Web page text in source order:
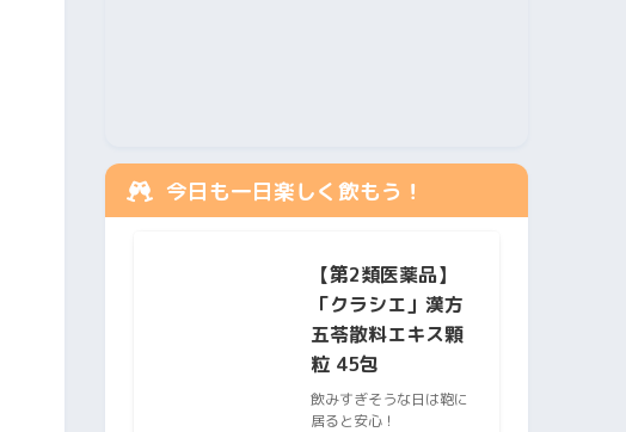
今日も一日楽しく飲もう！
【第2類医薬品】
「クラシエ」漢方
五苓散料エキス顆
粒 45包
飲みすぎそうな日は鞄に
居ると安心！